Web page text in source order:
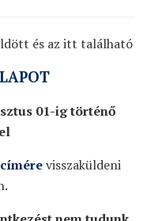
és az itt található
01-ig történő
visszaküldeni